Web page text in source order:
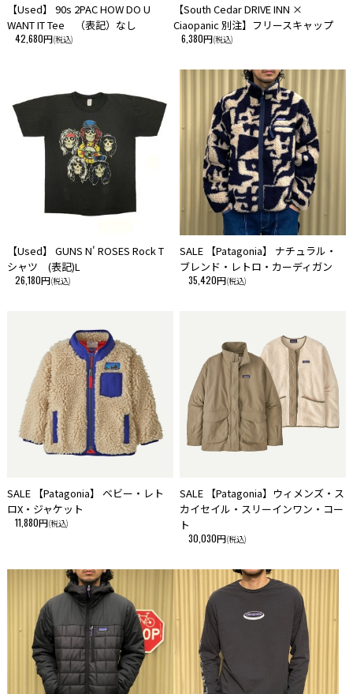
・ご使用の端末により、実物とは多少色合い等が異なって見える場合がご
・海外製品における、屋外での使用を目的とした商品に関しまして、多少
の擦れ・欠け・傷は許容範囲内として製造・流通されていることが多いよ
うです。
そういった海外製品の特性を、予めご理解頂き、ご愛用いただけますよ
う、お願い申しあげます。
・当サイトに掲載している商品は、実店舗でも同時に販売しております。
サイトよりご注文を頂いた時点で稀に実店舗にて完売してしまい欠品して
しまう場合がございます。
在庫管理は、できる限りリアルタイムな更新を心がけておりますが、万一
欠品の際はご了承下さい。
【Used】 90s 2PAC HOW DO U
WANT IT Tee （表記）なし
42,680円(税込)
【South Cedar DRIVE INN ×
Ciaopanic 別注】フリースキャップ
6,380円(税込)
【Used】 GUNS N' ROSES Rock T
シャツ (表記)L
26,180円(税込)
SALE 【Patagonia】 ナチュラル・
ブレンド・レトロ・カーディガン
35,420円(税込)
SALE 【Patagonia】 ベビー・レト
ロX・ジャケット
11,880円(税込)
SALE 【Patagonia】ウィメンズ・ス
カイセイル・スリーインワン・コー
ト
30,030円(税込)